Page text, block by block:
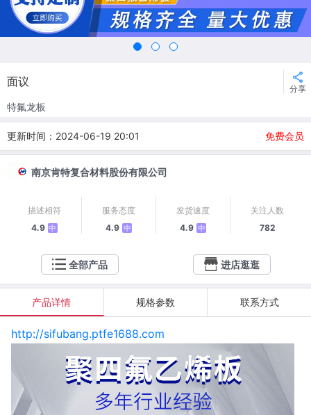
面议
分享
特氟龙板
更新时间：2024-06-19 20:01 免费会员
南京肯特复合材料股份有限公司
描述相符
4.9 中
服务态度
4.9 中
发货速度
4.9 中
关注人数
782
全部产品 进店逛逛
产品详情 规格参数 联系方式
http://sifubang.ptfe1688.com